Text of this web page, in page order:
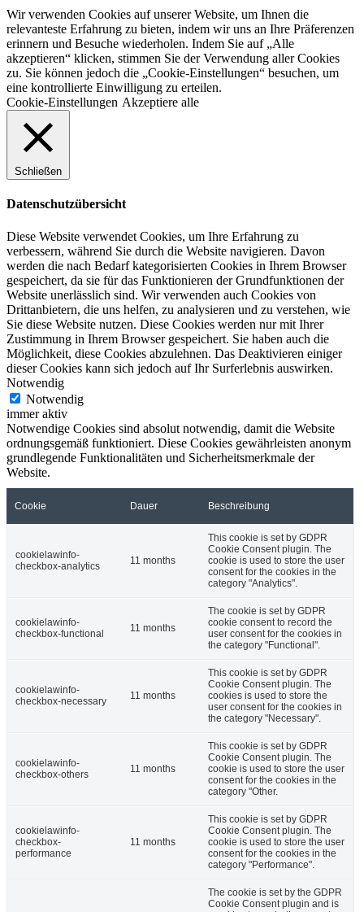
Wir verwenden Cookies auf unserer Website, um Ihnen die
relevanteste Erfahrung zu bieten, indem wir uns an Ihre Präferenzen
erinnern und Besuche wiederholen. Indem Sie auf „Alle
akzeptieren“ klicken, stimmen Sie der Verwendung aller Cookies
zu. Sie können jedoch die „Cookie-Einstellungen“ besuchen, um
eine kontrollierte Einwilligung zu erteilen.
Cookie-Einstellungen Akzeptiere alle
Schließen
Datenschutzübersicht
Diese Website verwendet Cookies, um Ihre Erfahrung zu
verbessern, während Sie durch die Website navigieren. Davon
werden die nach Bedarf kategorisierten Cookies in Ihrem Browser
gespeichert, da sie für das Funktionieren der Grundfunktionen der
Website unerlässlich sind. Wir verwenden auch Cookies von
Drittanbietern, die uns helfen, zu analysieren und zu verstehen, wie
Sie diese Website nutzen. Diese Cookies werden nur mit Ihrer
Zustimmung in Ihrem Browser gespeichert. Sie haben auch die
Möglichkeit, diese Cookies abzulehnen. Das Deaktivieren einiger
dieser Cookies kann sich jedoch auf Ihr Surferlebnis auswirken.
Notwendig
Notwendig
immer aktiv
Notwendige Cookies sind absolut notwendig, damit die Website
ordnungsgemäß funktioniert. Diese Cookies gewährleisten anonym
grundlegende Funktionalitäten und Sicherheitsmerkmale der
Website.
Cookie Dauer Beschreibung
cookielawinfo-
checkbox-analytics
11 months
This cookie is set by GDPR
Cookie Consent plugin. The
cookie is used to store the user
consent for the cookies in the
category "Analytics".
cookielawinfo-
checkbox-functional
11 months
The cookie is set by GDPR
cookie consent to record the
user consent for the cookies in
the category "Functional".
cookielawinfo-
checkbox-necessary
11 months
This cookie is set by GDPR
Cookie Consent plugin. The
cookies is used to store the
user consent for the cookies in
the category "Necessary".
cookielawinfo-
checkbox-others
11 months
This cookie is set by GDPR
Cookie Consent plugin. The
cookie is used to store the user
consent for the cookies in the
category "Other.
cookielawinfo-
checkbox-
performance
11 months
This cookie is set by GDPR
Cookie Consent plugin. The
cookie is used to store the user
consent for the cookies in the
category "Performance".
The cookie is set by the GDPR
Cookie Consent plugin and is